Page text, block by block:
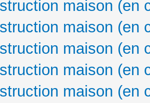
maison (en
maison (en
maison (en
maison (en
maison (en